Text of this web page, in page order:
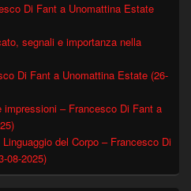
Di Fant a Unomattina Estate
segnali e importanza nella
Di Fant a Unomattina Estate (26-
impressioni – Francesco Di Fant a
del Corpo – Francesco Di
08-2025)